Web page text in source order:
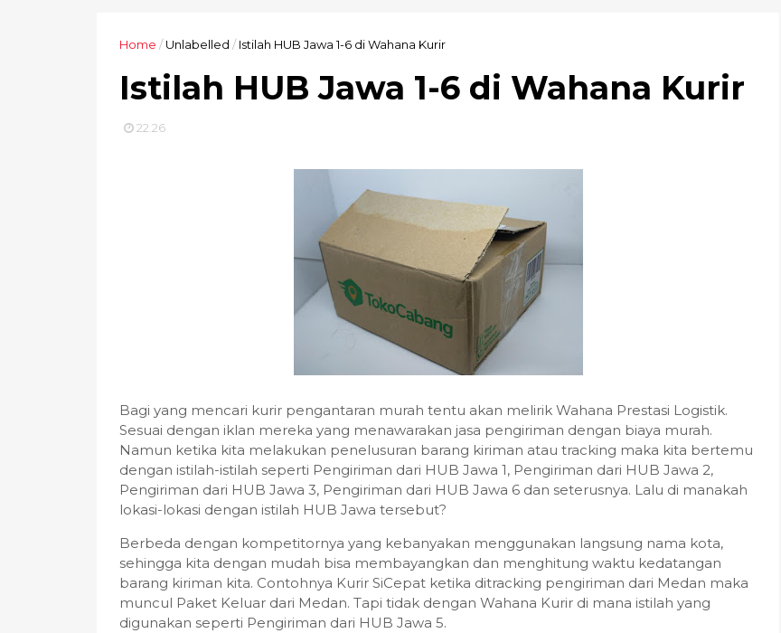
Home /Unlabelled / Istilah HUB Jawa 1-6 di Wahana Kurir
Istilah HUB Jawa 1-6 di Wahana Kurir
22.26
Bagi yang mencari kurir pengantaran murah tentu akan melirik Wahana Prestasi Logistik.
Sesuai dengan iklan mereka yang menawarakan jasa pengiriman dengan biaya murah.
Namun ketika kita melakukan penelusuran barang kiriman atau tracking maka kita bertemu
dengan istilah-istilah seperti Pengiriman dari HUB Jawa 1, Pengiriman dari HUB Jawa 2,
Pengiriman dari HUB Jawa 3, Pengiriman dari HUB Jawa 6 dan seterusnya. Lalu di manakah
lokasi-lokasi dengan istilah HUB Jawa tersebut?
Berbeda dengan kompetitornya yang kebanyakan menggunakan langsung nama kota,
sehingga kita dengan mudah bisa membayangkan dan menghitung waktu kedatangan
barang kiriman kita. Contohnya Kurir SiCepat ketika ditracking pengiriman dari Medan maka
muncul Paket Keluar dari Medan. Tapi tidak dengan Wahana Kurir di mana istilah yang
digunakan seperti Pengiriman dari HUB Jawa 5.